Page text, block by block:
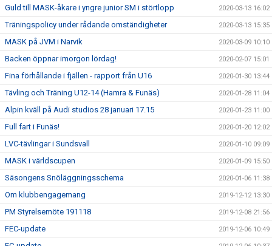
Guld till MASK-åkare i yngre junior SM i störtlopp 2020-03-13 16:02
Träningspolicy under rådande omständigheter 2020-03-13 15:35
MASK på JVM i Narvik 2020-03-09 10:10
Backen öppnar imorgon lördag! 2020-02-07 15:01
Fina förhållande i fjällen - rapport från U16 2020-01-30 13:44
Tävling och Träning U12-14 (Hamra & Funäs) 2020-01-28 11:04
Alpin kväll på Audi studios 28 januari 17.15 2020-01-23 11:00
Full fart i Funäs! 2020-01-20 12:02
LVC-tävlingar i Sundsvall 2020-01-10 09:09
MASK i världscupen 2020-01-09 15:50
Säsongens Snöläggningsschema 2020-01-06 11:38
Om klubbengagemang 2019-12-12 13:30
PM Styrelsemöte 191118 2019-12-08 21:56
FEC-update 2019-12-06 10:49